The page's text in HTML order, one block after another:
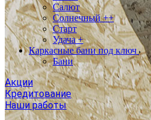
Салют
Солнечный ++
Старт
Удача +
Каркасные бани под ключ
Бани
Акции
Кредитование
Наши работы